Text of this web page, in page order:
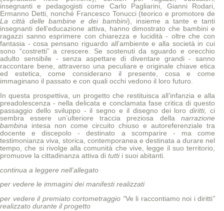
insegnanti e pedagogisti come Carlo Pagliarini, Gianni Rodari,
Ermanno Detti, nonché Francesco Tonucci (teorico e promotore de
La città delle bambine e dei bambini), insieme a tante e tanti
insegnanti dell’educazione attiva, hanno dimostrato che bambini e
ragazzi sanno esprimere con chiarezza e lucidità - oltre che con
fantasia - cosa pensano riguardo all’ambiente e alla società in cui
sono “costretti” a crescere. Se sostenuti da sguardo e orecchio
adulto sensibile - senza aspettare di diventare grandi - sanno
raccontare bene, attraverso una peculiare e originale chiave etica
ed estetica, come considerano il presente, cosa e come
immaginano il passato e con quali occhi vedono il loro futuro.
In questa prospettiva, un progetto che restituisca all’infanzia e alla
preadolescenza - nella delicata e conclamata fase critica di questo
passaggio dello sviluppo - il segno e il disegno dei lorodiritti,
ci
sembra essere un’ulteriore traccia preziosa dellanarrazione
bambina intesa non come circuito chiuso e autoreferenziale tra
docente e discepolo - destinato a scomparire - ma come
testimonianza viva, storica, contemporanea e destinata a durare nel
tempo, che si rivolge alla comunità che vive, legge il suo territorio,
promuove la cittadinanza attiva di tutti i suoi abitanti.
continua a leggere nell’allegato
per vedere le immagini dei manifesti realizzati
per vedere il premiato cortometraggio “Ve li raccontiamo noi i diritti”
realizzato durante il progetto